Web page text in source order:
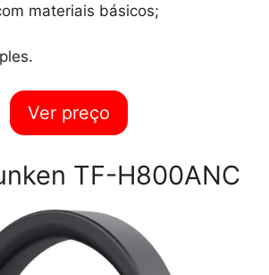
materiais básicos;
Ver preço
TF-H800ANC